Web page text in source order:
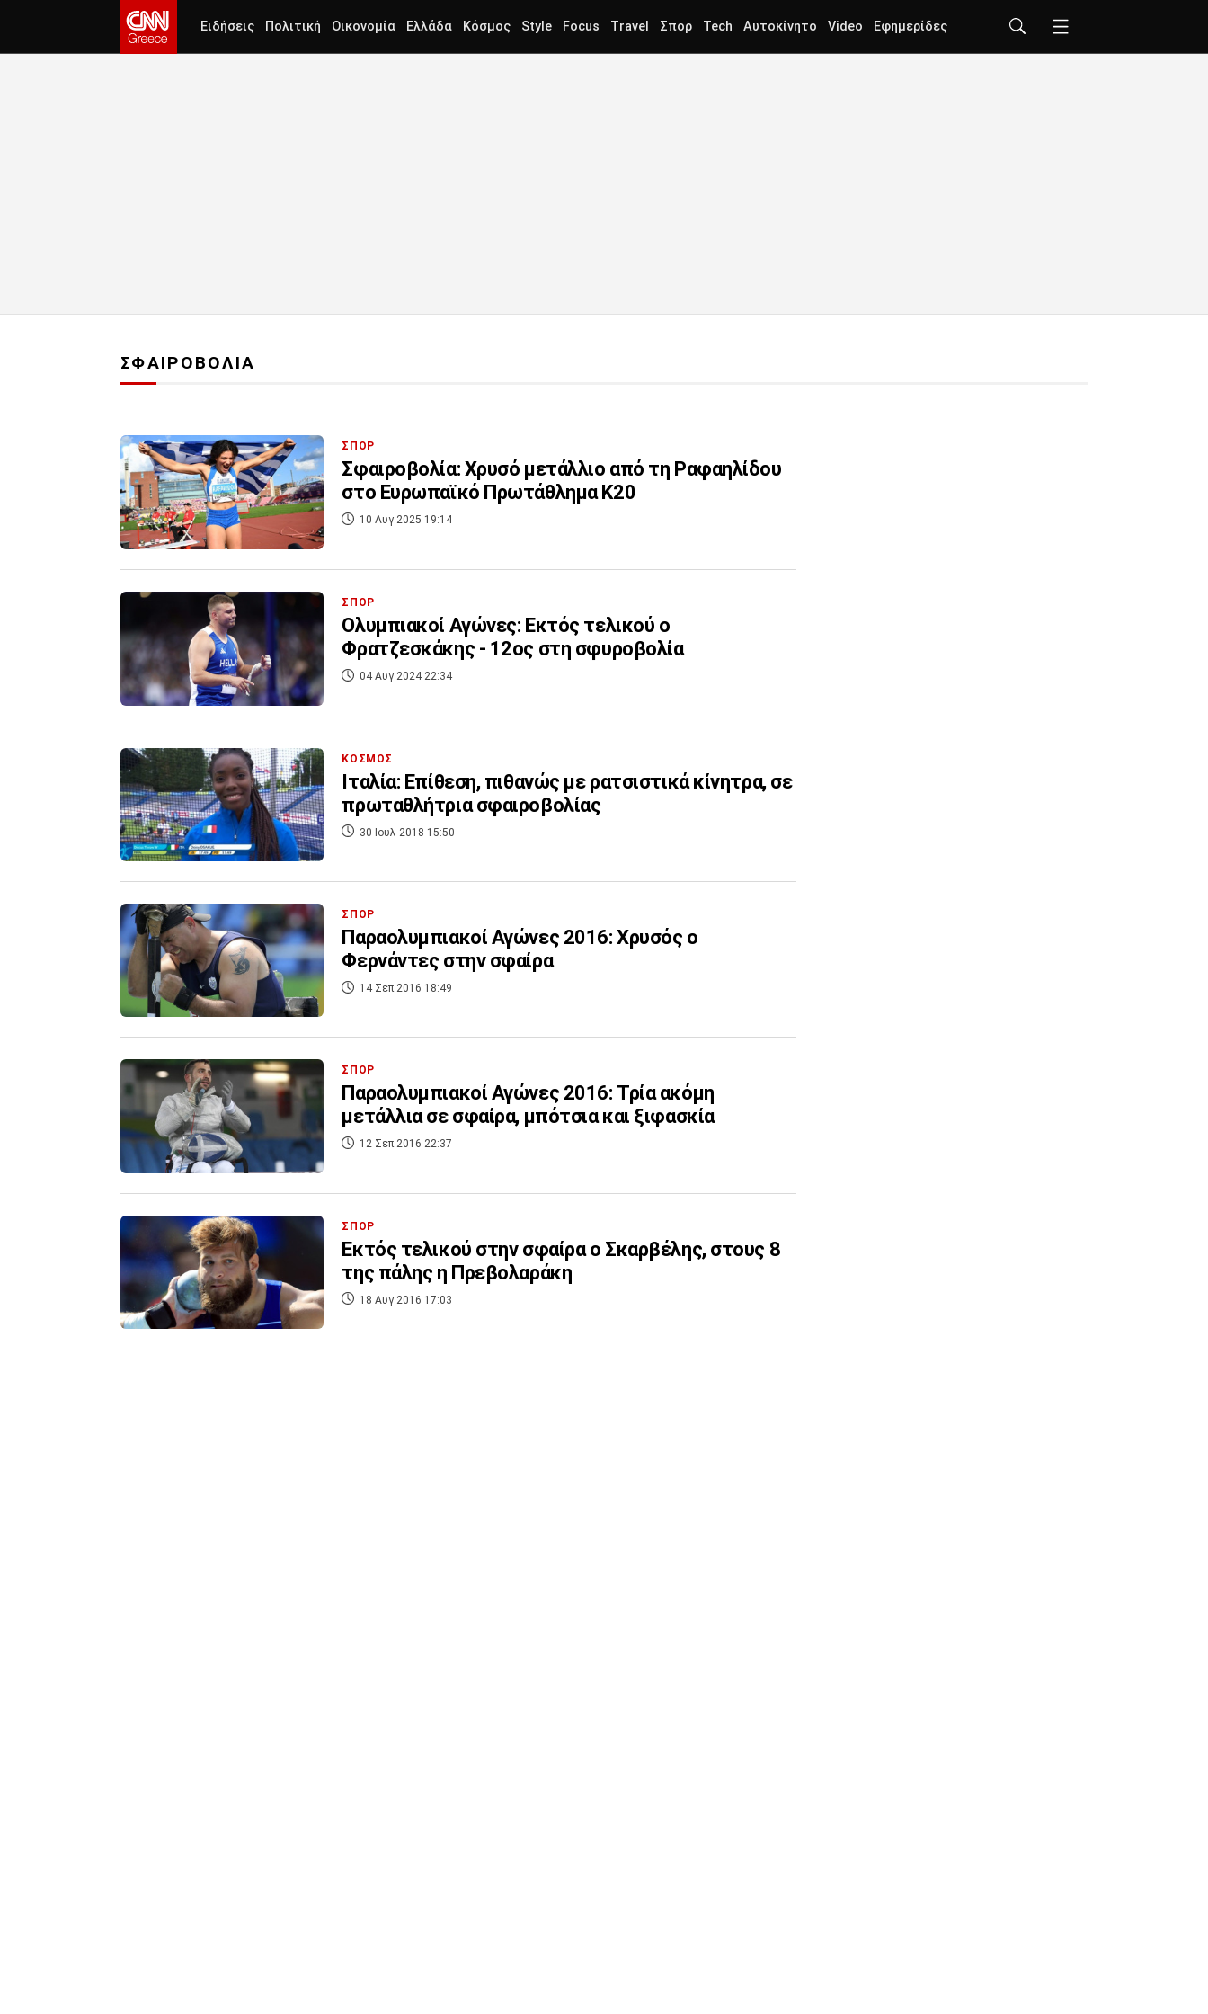
Ειδήσεις Πολιτική Οικονομία Ελλάδα Κόσμος Style Focus Travel Σπορ Tech Αυτοκίνητο Video Εφημερίδες
ΣΦΑΙΡΟΒΟΛΙΑ
ΣΠΟΡ
Σφαιροβολία: Χρυσό μετάλλιο από τη Ραφαηλίδου
στο Ευρωπαϊκό Πρωτάθλημα Κ20
10 Αυγ 2025 19:14
ΣΠΟΡ
Ολυμπιακοί Αγώνες: Εκτός τελικού ο
Φρατζεσκάκης - 12ος στη σφυροβολία
04 Αυγ 2024 22:34
ΚΟΣΜΟΣ
Ιταλία: Επίθεση, πιθανώς με ρατσιστικά κίνητρα, σε
πρωταθλήτρια σφαιροβολίας
30 Ιουλ 2018 15:50
ΣΠΟΡ
Παραολυμπιακοί Αγώνες 2016: Χρυσός ο
Φερνάντες στην σφαίρα
14 Σεπ 2016 18:49
ΣΠΟΡ
Παραολυμπιακοί Αγώνες 2016: Τρία ακόμη
μετάλλια σε σφαίρα, μπότσια και ξιφασκία
12 Σεπ 2016 22:37
ΣΠΟΡ
Εκτός τελικού στην σφαίρα ο Σκαρβέλης, στους 8
της πάλης η Πρεβολαράκη
18 Αυγ 2016 17:03